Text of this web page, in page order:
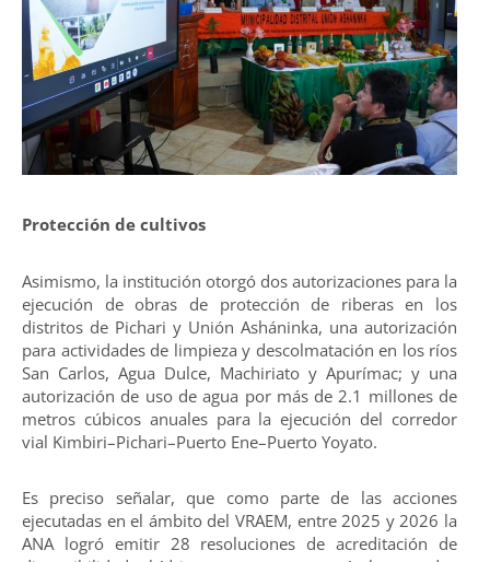
Protección de cultivos
Asimismo, la institución otorgó dos autorizaciones para la
ejecución de obras de protección de riberas en los
distritos de Pichari y Unión Asháninka, una autorización
para actividades de limpieza y descolmatación en los ríos
San Carlos, Agua Dulce, Machiriato y Apurímac; y una
autorización de uso de agua por más de 2.1 millones de
metros cúbicos anuales para la ejecución del corredor
vial Kimbiri–Pichari–Puerto Ene–Puerto Yoyato.
Es preciso señalar, que como parte de las acciones
ejecutadas en el ámbito del VRAEM, entre 2025 y 2026 la
ANA logró emitir 28 resoluciones de acreditación de